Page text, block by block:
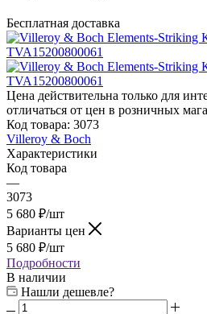
Бесплатная доставка
Цена действительна только для
отличаться от цен в розничных
Код товара: 3073
Villeroy & Boch
Характеристики
Код товара
—
3073
5 680 ₽/шт
Варианты цен
5 680 ₽/шт
Подробности
В наличии
Нашли дешевле?